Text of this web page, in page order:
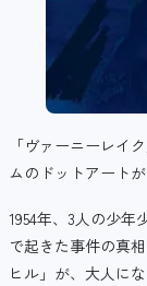
「ヴァーニーレイ
ムのドットアート
1954年、3人の少年
で起きた事件の真
ヒル」が、大人に